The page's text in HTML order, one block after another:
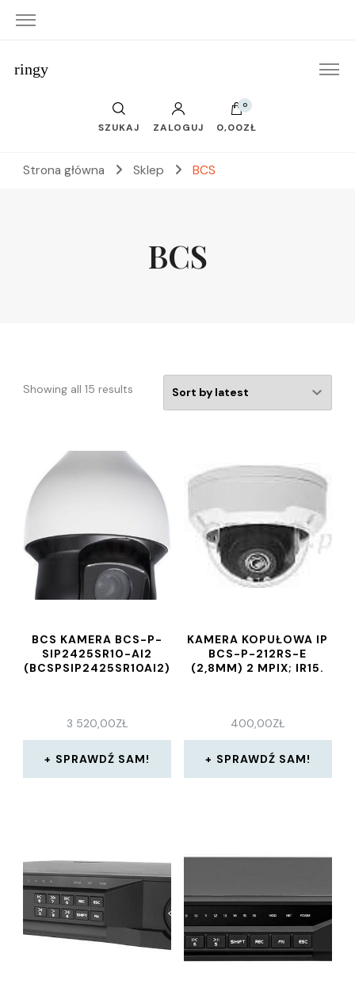
ringy
SZUKAJ ZALOGUJ
0
0,00ZŁ
Strona główna Sklep BCS
BCS
Showing all 15 results
BCS KAMERA BCS-P-
SIP2425SR10-AI2
(BCSPSIP2425SR10AI2)
3 520,00ZŁ
SPRAWDŹ SAM!
KAMERA KOPUŁOWA IP
BCS-P-212RS-E
(2,8MM) 2 MPIX; IR15.
400,00ZŁ
SPRAWDŹ SAM!